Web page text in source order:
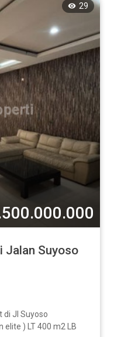
29
Jalan Suyoso
di Jl Suyoso
elite ) LT 400 m2 LB